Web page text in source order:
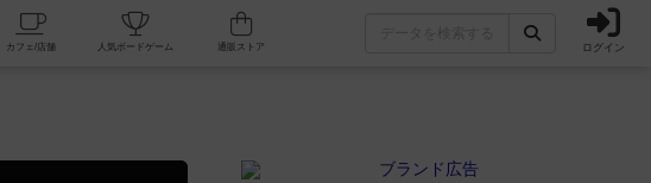
掲示板一覧 カフェ/店舗 人気ボードゲーム ログイン